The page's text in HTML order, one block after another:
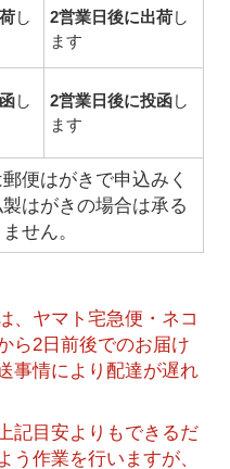
し
2営業日後に出荷し
ます
し
2営業日後に投函し
ます
便はがきで申込みく
はがきの場合は承る
せん。
、ヤマト宅急便・ネコ
ら2日前後でのお届け
事情により配達が遅れ
記目安よりもできるだ
う作業を行いますが、